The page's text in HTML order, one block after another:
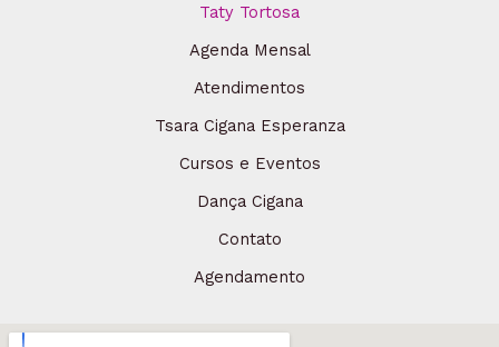
Taty Tortosa
Agenda Mensal
Atendimentos
Tsara Cigana Esperanza
Cursos e Eventos
Dança Cigana
Contato
Agendamento